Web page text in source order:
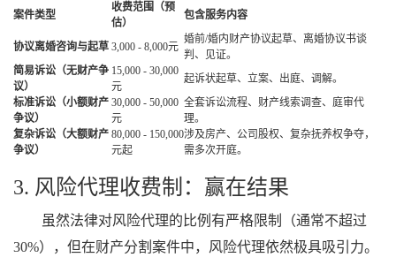
案件类型
收费范围（预
估）
包含服务内容
协议离婚咨询与起草 3,000 - 8,000元
婚前/婚内财产协议起草、离婚协议书谈
判、见证。
简易诉讼（无财产争
议）
15,000 - 30,000
元
起诉状起草、立案、出庭、调解。
标准诉讼（小额财产
争议）
30,000 - 50,000
元
全套诉讼流程、财产线索调查、庭审代
理。
复杂诉讼（大额财产
争议）
80,000 - 150,000
元起
涉及房产、公司股权、复杂抚养权争夺，
需多次开庭。
3. 风险代理收费制：赢在结果
虽然法律对风险代理的比例有严格限制（通常不超过
30%），但在财产分割案件中，风险代理依然极具吸引力。